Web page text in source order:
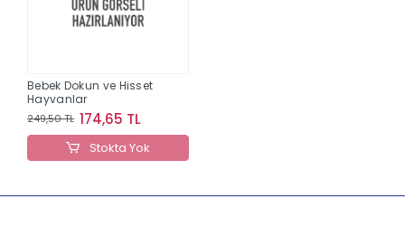
Bebek Dokun ve Hisset
Hayvanlar
249,50 TL 174,65 TL
Stokta Yok